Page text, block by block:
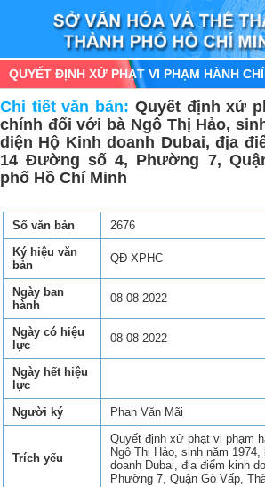
QUYẾT ĐỊNH XỬ PHẠT VI PHẠM HÀNH
Chi tiết văn bản: Quyết định xử
chính đối với bà Ngô Thị Hảo,
diện Hộ Kinh doanh Dubai, địa
14 Đường số 4, Phường 7,
phố Hồ Chí Minh
Số văn bản
2676
Ký hiệu văn
bản
QĐ-XPHC
Ngày ban
hành
08-08-2022
Ngày có hiệu
lực
08-08-2022
Ngày hết hiệu
lực
Người ký
Phan Văn Mãi
Trích yếu
Quyết định xử phạt vi phạm
Ngô Thị Hảo, sinh năm
doanh Dubai, địa điểm kinh
Phường 7, Quận Gò Vấp,